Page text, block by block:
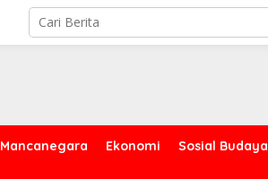
Mancanegara Ekonomi Sosial Budaya